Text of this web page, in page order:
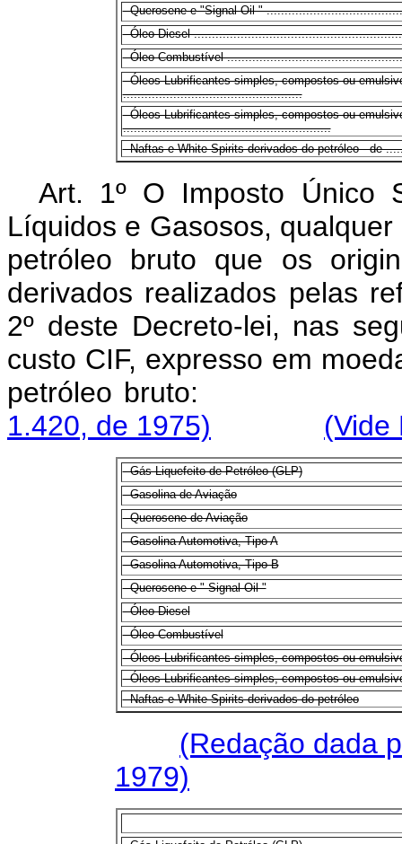
- Querosene e "Signal Oil "
- Óleo Diesel
- Óleo Combustível
- Óleos Lubrificantes simples, compostos ou
..................................................
- Óleos Lubrificantes simples, compostos ou
..........................................................
- Naftas e White Spirits derivados do petróleo - de
Art. 1º O Imposto Único
Líquidos e Gasosos,
petróleo bruto que os
derivados realizados pelas
2º deste Decreto-lei, nas
custo CIF, expresso em
petróleo
1.420, de 1975)
(Vide
- Gás Liquefeito de Petróleo (GLP)
- Gasolina de Aviação
- Querosene de Aviação
- Gasolina Automotiva, Tipo A
- Gasolina Automotiva, Tipo B
- Querosene e " Signal Oil "
- Óleo Diesel
- Óleo Combustível
- Óleos Lubrificantes simples, compostos ou
- Óleos Lubrificantes simples, compostos ou
- Naftas e White Spirits derivados do petróleo
(Redação dada
1979)